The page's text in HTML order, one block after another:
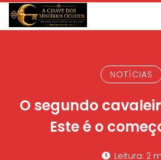
NOTÍCIAS
O segundo
Este é o
Leitura: 2